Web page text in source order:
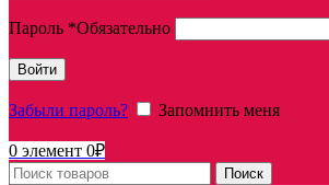
Пароль *Обязательно
Войти
Забыли пароль? Запомнить меня
0 элемент 0₽
Поиск